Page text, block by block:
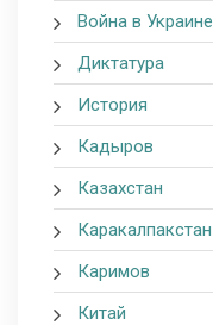
Война в Украине
Диктатура
История
Кадыров
Казахстан
Каракалпакстан
Каримов
Китай